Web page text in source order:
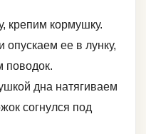
крепим кормушку.
ее в лунку,
поводок.
дна натягиваем
согнулся под